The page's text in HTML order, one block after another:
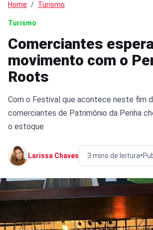
Home Turismo
Turismo
Comerciantes
movimento com o
Roots
Com o Festival que acontece neste fim
comerciantes de Patrimônio da Penha
o estoque
Larissa Chaves 3 mins de leitura•